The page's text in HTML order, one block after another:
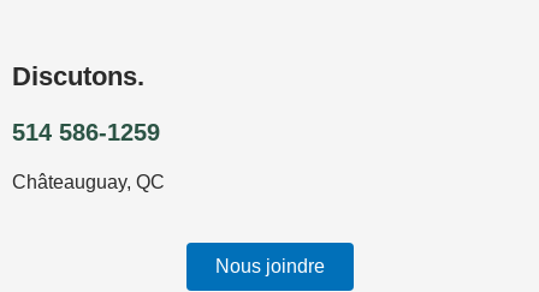
Discutons.
514 586-1259
Châteauguay, QC
Nous joindre